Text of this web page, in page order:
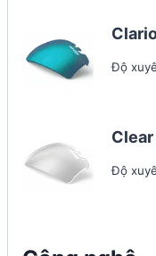
Độ
Clear
Độ